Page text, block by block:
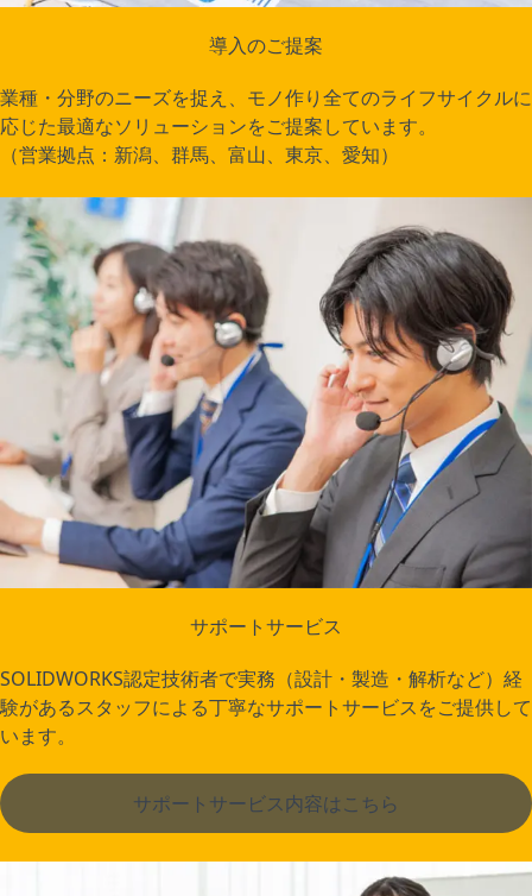
導入のご提案
業種・分野のニーズを捉え、モノ作り全てのライフサイクルに
応じた最適なソリューションをご提案しています。
（営業拠点：新潟、群馬、富山、東京、愛知）
サポートサービス
SOLIDWORKS認定技術者で実務（設計・製造・解析など）経
験があるスタッフによる丁寧なサポートサービスをご提供して
います。
サポートサービス内容はこちら